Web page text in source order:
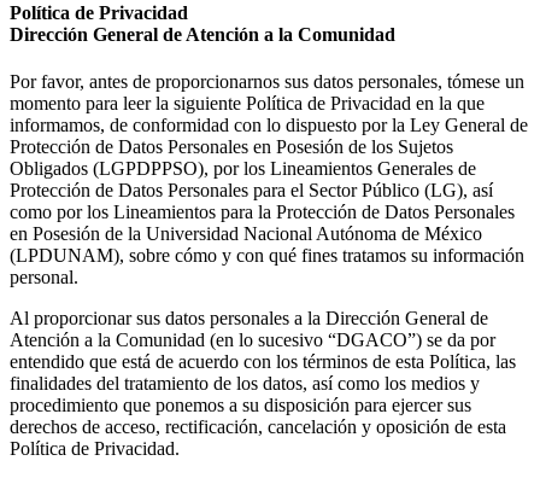
Política de Privacidad
Dirección General de Atención a la Comunidad
Por favor, antes de proporcionarnos sus datos personales, tómese un
momento para leer la siguiente Política de Privacidad en la que
informamos, de conformidad con lo dispuesto por la Ley General de
Protección de Datos Personales en Posesión de los Sujetos
Obligados (LGPDPPSO), por los Lineamientos Generales de
Protección de Datos Personales para el Sector Público (LG), así
como por los Lineamientos para la Protección de Datos Personales
en Posesión de la Universidad Nacional Autónoma de México
(LPDUNAM), sobre cómo y con qué fines tratamos su información
personal.
Al proporcionar sus datos personales a la Dirección General de
Atención a la Comunidad (en lo sucesivo “DGACO”) se da por
entendido que está de acuerdo con los términos de esta Política, las
finalidades del tratamiento de los datos, así como los medios y
procedimiento que ponemos a su disposición para ejercer sus
derechos de acceso, rectificación, cancelación y oposición de esta
Política de Privacidad.